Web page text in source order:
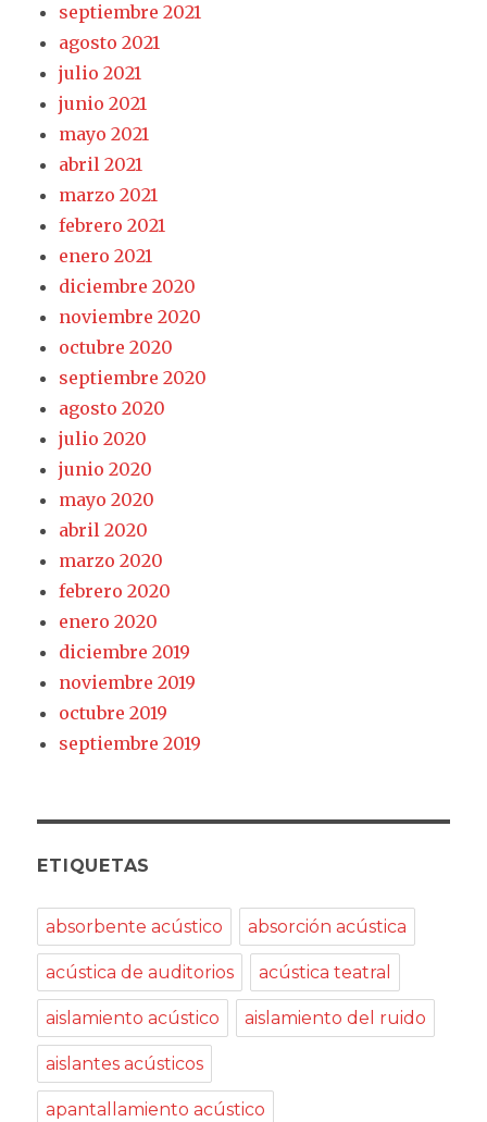
septiembre 2021
agosto 2021
julio 2021
junio 2021
mayo 2021
abril 2021
marzo 2021
febrero 2021
enero 2021
diciembre 2020
noviembre 2020
octubre 2020
septiembre 2020
agosto 2020
julio 2020
junio 2020
mayo 2020
abril 2020
marzo 2020
febrero 2020
enero 2020
diciembre 2019
noviembre 2019
octubre 2019
septiembre 2019
ETIQUETAS
absorbente acústico absorción acústica
acústica de auditorios acústica teatral
aislamiento acústico aislamiento del ruido
aislantes acústicos
apantallamiento acústico